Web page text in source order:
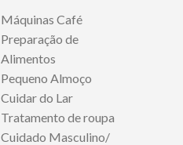
Máquinas Café
Preparação de
Alimentos
Pequeno Almoço
Cuidar do Lar
Tratamento de roupa
Cuidado Masculino/